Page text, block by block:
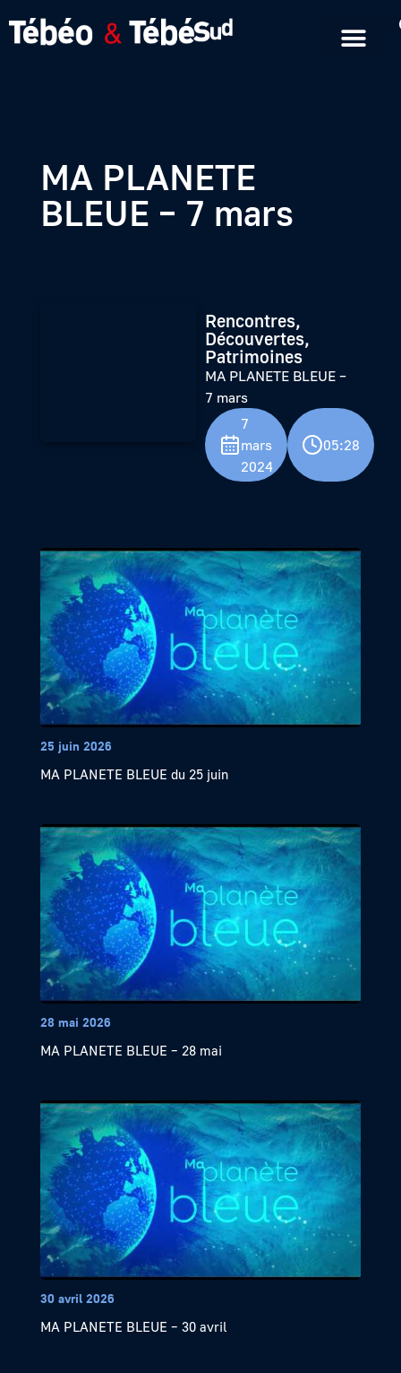
MA PLANETE
BLEUE – 7 mars
Rencontres,
Découvertes,
Patrimoines
MA PLANETE BLEUE –
7 mars
7
mars
2024
05:28
25 juin 2026
MA PLANETE BLEUE du 25 juin
28 mai 2026
MA PLANETE BLEUE – 28 mai
30 avril 2026
MA PLANETE BLEUE – 30 avril